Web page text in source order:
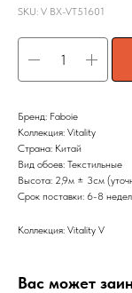
SKU: V BX-VT51601
Бренд: Faboie
Коллекция: Vitality
Страна: Китай
Вид обоев: Текстильные
Высота: 2,9м ± 3см
Срок поставки: 6-8
Коллекция: Vitality V
Вас может